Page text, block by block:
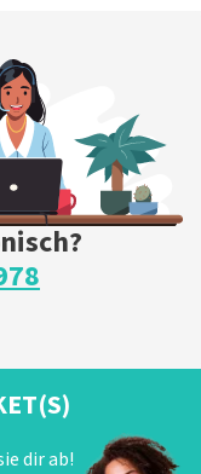
dir ab!